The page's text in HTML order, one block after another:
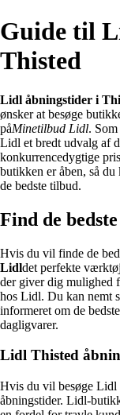
Guide til
Thisted
Lidl åbningstider i
ønsker at besøge
påMinetilbud Lidl.
Lidl et bredt udvalg af
konkurrencedygtige
butikken er åben, så
de bedste tilbud.
Find de
Hvis du vil finde de
Lidldet perfekte
der giver dig mulighed
hos Lidl. Du kan nemt
informeret om de
dagligvarer.
Lidl Thisted
Hvis du vil besøge Lidl
åbningstider. Lidl-